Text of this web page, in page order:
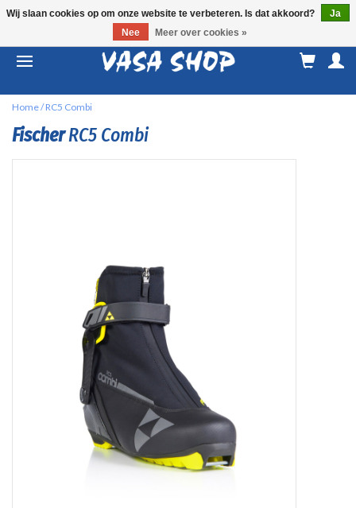
Home/RC5 Combi
FischerRC5 Combi
Wij slaan cookies op om onze website te verbeteren. Is dat akkoord?
Ja
Nee
Meer over cookies »